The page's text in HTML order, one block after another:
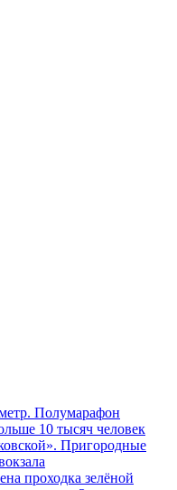
Полумарафон
10 тысяч человек
Пригородные
проходка зелёной